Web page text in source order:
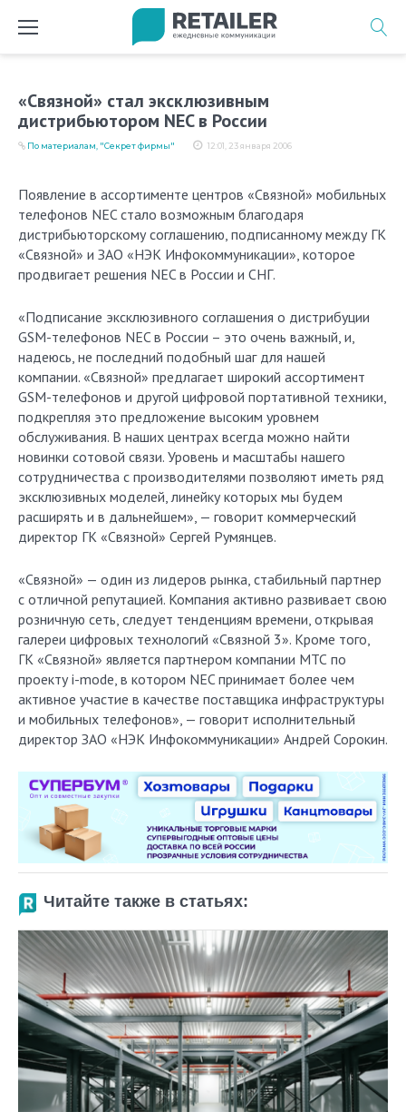
«Связной» стал эксклюзивным
дистрибьютором NEC в России
12:01, 23 января 2006
По материалам, "Секрет фирмы"
Появление в ассортименте центров «Связной» мобильных
телефонов NEC стало возможным благодаря
дистрибьюторскому соглашению, подписанному между ГК
«Связной» и ЗАО «НЭК Инфокоммуникации», которое
продвигает решения NEC в России и СНГ.
«Подписание эксклюзивного соглашения о дистрибуции
GSM-телефонов NEC в России – это очень важный, и,
надеюсь, не последний подобный шаг для нашей
компании. «Связной» предлагает широкий ассортимент
GSM-телефонов и другой цифровой портативной техники,
подкрепляя это предложение высоким уровнем
обслуживания. В наших центрах всегда можно найти
новинки сотовой связи. Уровень и масштабы нашего
сотрудничества с производителями позволяют иметь ряд
эксклюзивных моделей, линейку которых мы будем
расширять и в дальнейшем», — говорит коммерческий
директор ГК «Связной» Сергей Румянцев.
«Связной» — один из лидеров рынка, стабильный партнер
с отличной репутацией. Компания активно развивает свою
розничную сеть, следует тенденциям времени, открывая
галереи цифровых технологий «Связной 3». Кроме того,
ГК «Связной» является партнером компании МТС по
проекту i-mode, в котором NEC принимает более чем
активное участие в качестве поставщика инфраструктуры
и мобильных телефонов», — говорит исполнительный
директор ЗАО «НЭК Инфокоммуникации» Андрей Сорокин.
Читайте также в статьях: